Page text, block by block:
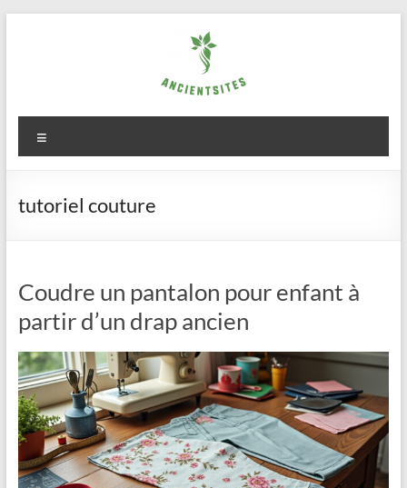
ancientsites.eu
tutoriel couture
Coudre un pantalon pour enfant à
partir d’un drap ancien